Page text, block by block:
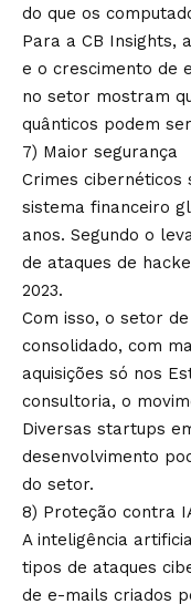
do que os
Para a CB Insights,
e o crescimento de
no setor mostram
quânticos podem
7) Maior segurança
Crimes cibernéticos
sistema financeiro
anos. Segundo o
de ataques de
2023.
Com isso, o setor
consolidado, com
aquisições só nos
consultoria, o
Diversas startups
desenvolvimento
do setor.
8) Proteção contra
A inteligência
tipos de ataques
de e-mails criados